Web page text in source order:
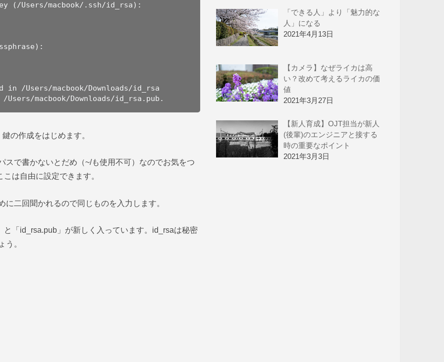
(/Users/macbook/.ssh/id_rsa):
/Users/macbook/Downloads/id_rsa
macbook/Downloads/id_rsa.pub.
の作成をはじめます。
スで書かないとだめ（~/も使用不可）なのでお気をつ
は自由に設定できます。
二回聞かれるので同じものを入力します。
「id_rsa.pub」が新しく入っています。id_rsaは秘密
う。
「できる人」より「魅力的な
人」になる
2021年4月13日
【カメラ】なぜライカは高
い？改めて考えるライカの価
値
2021年3月27日
【新人育成】OJT担当が新人
(後輩)のエンジニアと接する
時の重要なポイント
2021年3月3日